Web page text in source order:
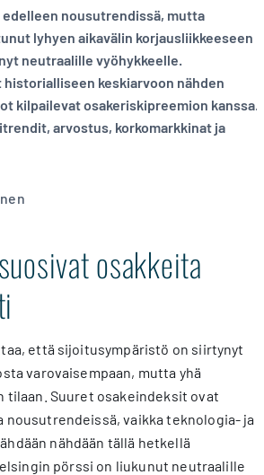
edelleen nousutrendissä, mutta
lyhyen aikavälin korjausliikkeeseen
neutraalille vyöhykkeelle.
keskiarvoon nähden
kilpailevat osakeriskipreemion kanssa.
arvostus, korkomarkkinat ja
osakkeita
että sijoitusympäristö on siirtynyt
varovaisempaan, mutta yhä
tilaan. Suuret osakeindeksit ovat
nousutrendeissä, vaikka teknologia- ja
nähdään tällä hetkellä
pörssi on liukunut neutraalille